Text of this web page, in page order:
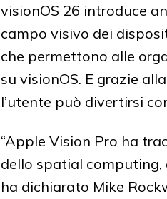
visionOS 26 introduce
campo visivo dei
che permettono alle
su visionOS. E grazie
l’utente può divertirsi
“Apple Vision Pro ha
dello spatial computing,
ha dichiarato Mike